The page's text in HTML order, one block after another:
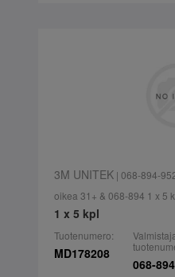
3M UNITEK| 068-894-
oikea 31+ & 068-894 1 x 5
1 x 5 kpl
Tuotenumero:
MD178208
068-